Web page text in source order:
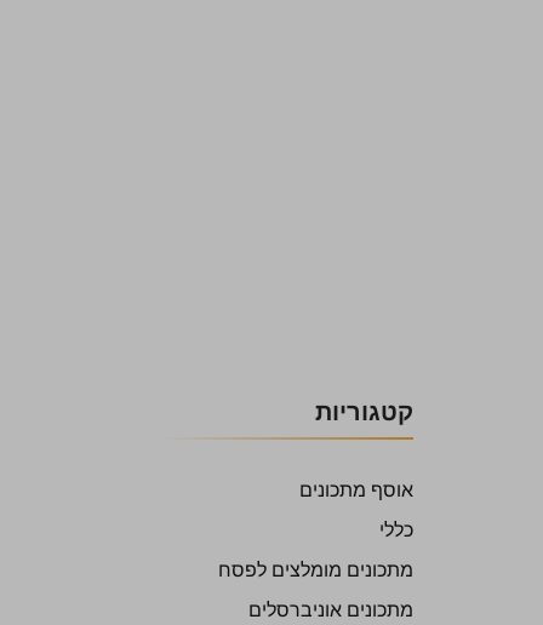
קטגוריות
אוסף מתכונים
כללי
מתכונים מומלצים לפסח
מתכונים אוניברסלים